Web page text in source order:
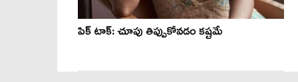
పిక్ టాక్: చూపు తిప్పుకోవ‌డం క‌ష్ట‌మే